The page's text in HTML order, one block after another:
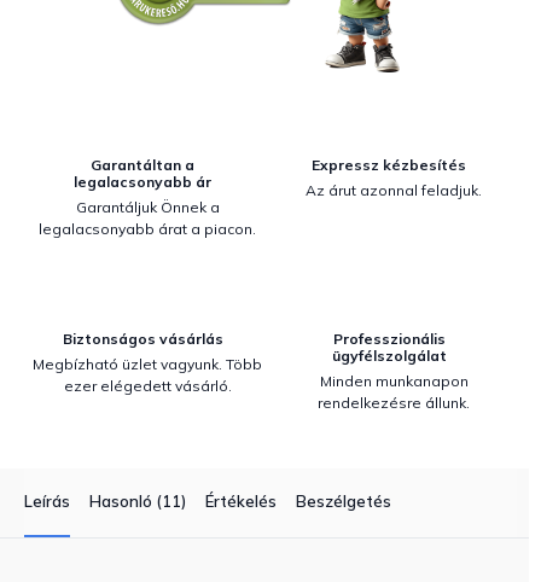
Garantáltan a
legalacsonyabb ár
Garantáljuk Önnek a
legalacsonyabb árat a piacon.
Expressz kézbesítés
Az árut azonnal feladjuk.
Biztonságos vásárlás
Megbízható üzlet vagyunk. Több
ezer elégedett vásárló.
Professzionális
ügyfélszolgálat
Minden munkanapon
rendelkezésre állunk.
Leírás Hasonló (11) Értékelés Beszélgetés